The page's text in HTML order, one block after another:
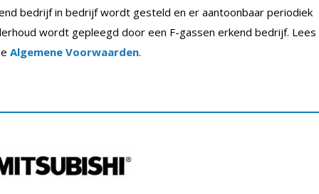
bedrijf in bedrijf wordt gesteld en er aantoonbaar periodiek
wordt gepleegd door een F-gassen erkend bedrijf. Lees
Algemene Voorwaarden.